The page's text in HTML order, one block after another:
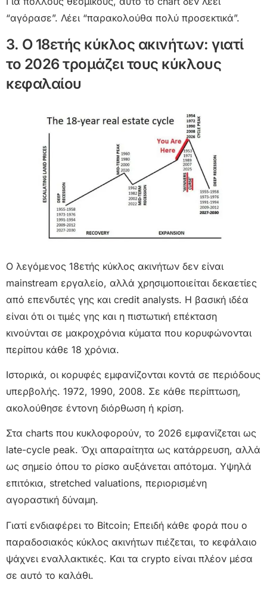
“αγόρασε”. Λέει “παρακολούθα πολύ προσεκτικά”.
3. Ο 18ετής κύκλος ακινήτων: γιατί
το 2026 τρομάζει τους κύκλους
κεφαλαίου
Ο λεγόμενος 18ετής κύκλος ακινήτων δεν είναι
mainstream εργαλείο, αλλά χρησιμοποιείται δεκαετίες
από επενδυτές γης και credit analysts. Η βασική ιδέα
είναι ότι οι τιμές γης και η πιστωτική επέκταση
κινούνται σε μακροχρόνια κύματα που κορυφώνονται
περίπου κάθε 18 χρόνια.
Ιστορικά, οι κορυφές εμφανίζονται κοντά σε περιόδους
υπερβολής. 1972, 1990, 2008. Σε κάθε περίπτωση,
ακολούθησε έντονη διόρθωση ή κρίση.
Στα charts που κυκλοφορούν, το 2026 εμφανίζεται ως
late-cycle peak. Όχι απαραίτητα ως κατάρρευση, αλλά
ως σημείο όπου το ρίσκο αυξάνεται απότομα. Υψηλά
επιτόκια, stretched valuations, περιορισμένη
αγοραστική δύναμη.
Γιατί ενδιαφέρει το Bitcoin; Επειδή κάθε φορά που ο
παραδοσιακός κύκλος ακινήτων πιέζεται, το κεφάλαιο
ψάχνει εναλλακτικές. Και τα crypto είναι πλέον μέσα
σε αυτό το καλάθι.